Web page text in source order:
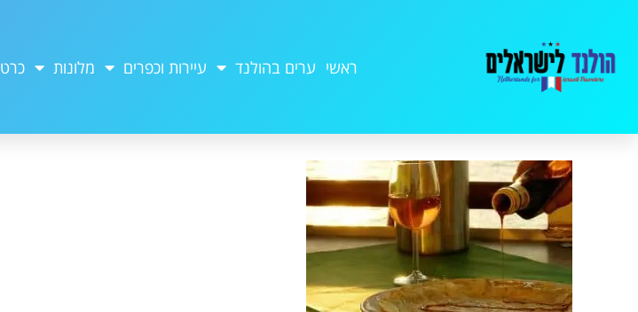
ראשי ערים בהולנד עיירות וכפרים מלונות